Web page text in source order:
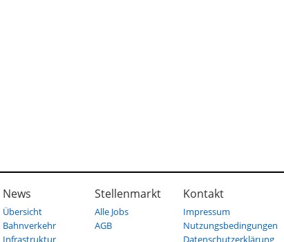
News
Übersicht
Bahnverkehr
Infrastruktur
Stellenmarkt
Alle Jobs
AGB
Kontakt
Impressum
Nutzungsbedingungen
Datenschutzerklärung